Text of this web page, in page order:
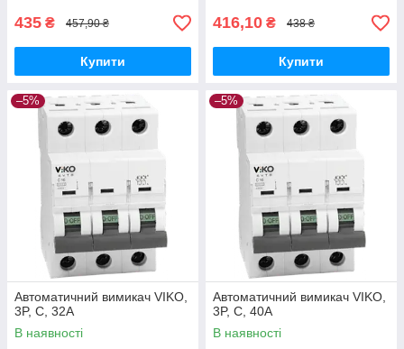
435 ₴ 457,90 ₴
Купити
416,10 ₴ 438 ₴
Купити
–5%
Автоматичний вимикач VIKO,
3P, C, 32A
В наявності
–5%
Автоматичний вимикач VIKO,
3P, C, 40A
В наявності